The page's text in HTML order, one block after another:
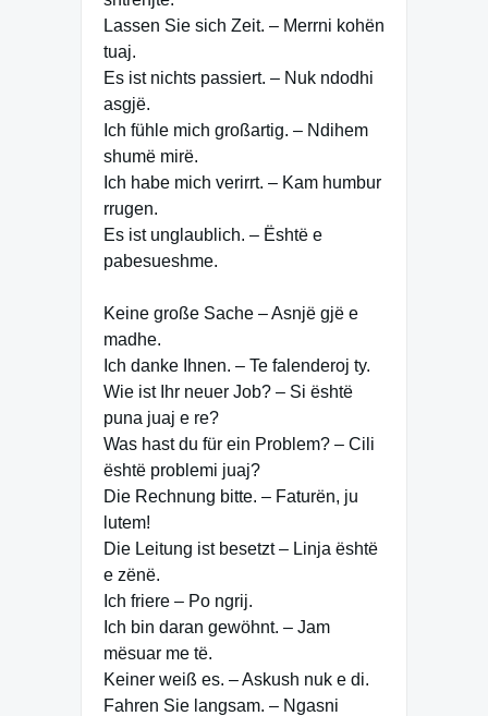
Lassen Sie sich Zeit. – Merrni kohën
tuaj.
Es ist nichts passiert. – Nuk ndodhi
asgjë.
Ich fühle mich großartig. – Ndihem
shumë mirë.
Ich habe mich verirrt. – Kam humbur
rrugen.
Es ist unglaublich. – Është e
pabesueshme.
Keine große Sache – Asnjë gjë e
madhe.
Ich danke Ihnen. – Te falenderoj ty.
Wie ist Ihr neuer Job? – Si është
puna juaj e re?
Was hast du für ein Problem? – Cili
është problemi juaj?
Die Rechnung bitte. – Faturën, ju
lutem!
Die Leitung ist besetzt – Linja është
e zënë.
Ich friere – Po ngrij.
Ich bin daran gewöhnt. – Jam
mësuar me të.
Keiner weiß es. – Askush nuk e di.
Fahren Sie langsam. – Ngasni